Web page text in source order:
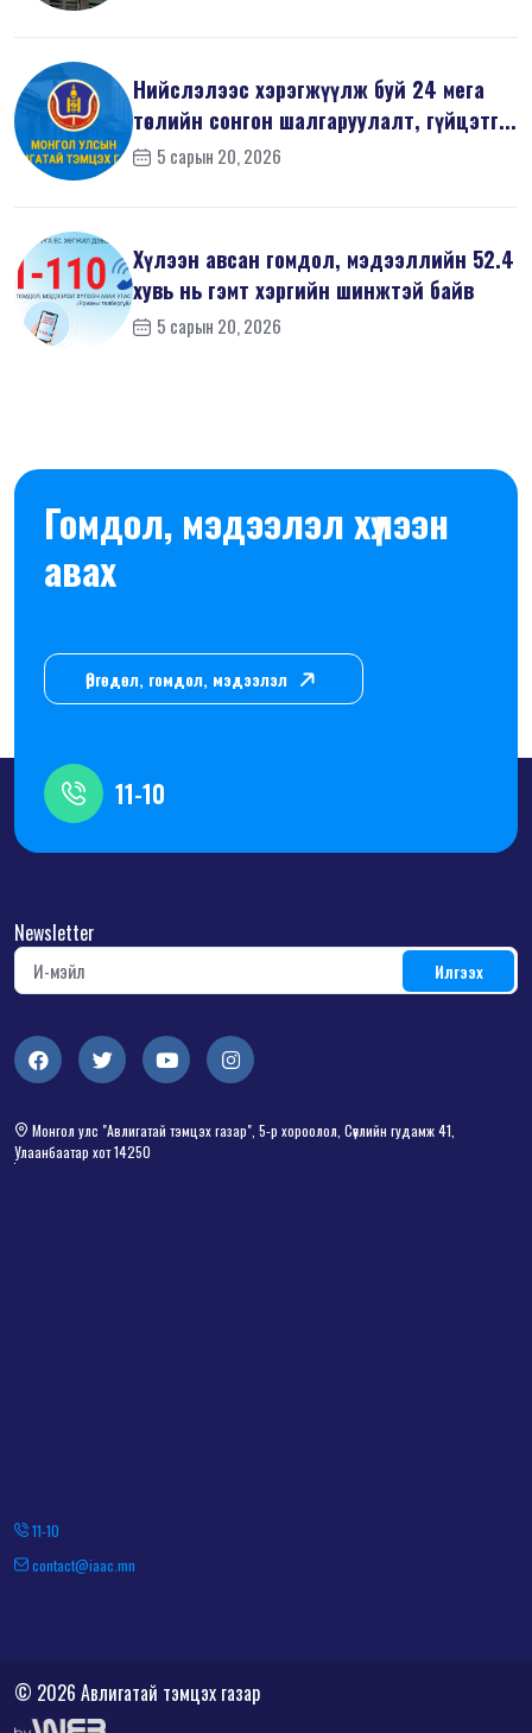
Нийслэлээс хэрэгжүүлж буй 24 мега
төслийн сонгон шалгаруулалт, гүйцэтг...
5 сарын 20, 2026
Хүлээн авсан гомдол, мэдээллийн 52.4
хувь нь гэмт хэргийн шинжтэй байв
5 сарын 20, 2026
Гомдол, мэдээлэл хүлээн
авах
Өргөдөл, гомдол, мэдээлэл
11-10
Newsletter
Монгол улс "Авлигатай тэмцэх газар", 5-р хороолол, Сөүлийн гудамж 41,
Улаанбаатар хот 14250
11-10
contact@iaac.mn
© 2026 Авлигатай тэмцэх газар